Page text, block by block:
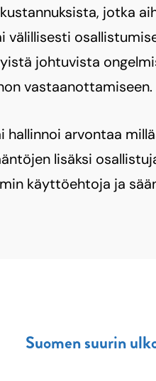
jotka
johtuvista
vastaanottamiseen.
arvontaa
lisäksi
käyttöehtoja ja
Suomen suurin